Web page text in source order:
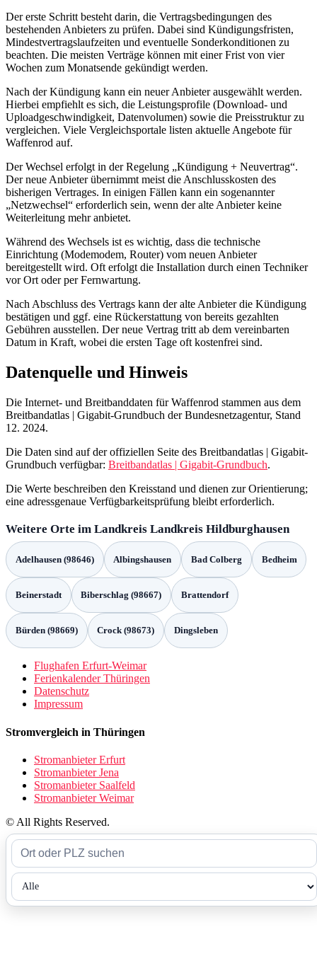
Der erste Schritt besteht darin, die Vertragsbedingungen des
bestehenden Anbieters zu prüfen. Dabei sind Kündigungsfristen,
Mindestvertragslaufzeiten und eventuelle Sonderkonditionen zu
beachten. Die meisten Verträge können mit einer Frist von vier
Wochen zum Monatsende gekündigt werden.
Nach der Kündigung kann ein neuer Anbieter ausgewählt werden.
Hierbei empfiehlt es sich, die Leistungsprofile (Download- und
Uploadgeschwindigkeit, Datenvolumen) sowie die Preisstruktur zu
vergleichen. Viele Vergleichsportale listen aktuelle Angebote für
Waffenrod auf.
Der Wechsel erfolgt in der Regelung „Kündigung + Neuvertrag“.
Der neue Anbieter übernimmt meist die Anschlusskosten des
bisherigen Vertrages. In einigen Fällen kann ein sogenannter
„Netzwechsel“ erforderlich sein, wenn der alte Anbieter keine
Weiterleitung mehr anbietet.
Während des Wechsels ist es wichtig, dass die technische
Einrichtung (Modemodem, Router) vom neuen Anbieter
bereitgestellt wird. Oft erfolgt die Installation durch einen Techniker
vor Ort oder per Fernwartung.
Nach Abschluss des Vertrags kann der alte Anbieter die Kündigung
bestätigen und ggf. eine Rückerstattung von bereits gezahlten
Gebühren ausstellen. Der neue Vertrag tritt ab dem vereinbarten
Datum in Kraft, wobei die ersten Tage oft kostenfrei sind.
Datenquelle und Hinweis
Die Internet- und Breitbanddaten für Waffenrod stammen aus dem
Breitbandatlas | Gigabit-Grundbuch der Bundesnetzagentur, Stand
12. 2024.
Die Daten sind auf der offiziellen Seite des Breitbandatlas | Gigabit-
Grundbuch verfügbar: Breitbandatlas | Gigabit-Grundbuch.
Die Werte beschreiben den Kreisstand und dienen zur Orientierung;
eine adressgenaue Verfügbarkeitsprüfung bleibt erforderlich.
Weitere Orte im Landkreis Landkreis Hildburghausen
Adelhausen (98646) Albingshausen Bad Colberg Bedheim
Beinerstadt Biberschlag (98667) Brattendorf
Bürden (98669) Crock (98673) Dingsleben
Flughafen Erfurt-Weimar
Ferienkalender Thüringen
Datenschutz
Impressum
Stromvergleich in Thüringen
Stromanbieter Erfurt
Stromanbieter Jena
Stromanbieter Saalfeld
Stromanbieter Weimar
© All Rights Reserved.